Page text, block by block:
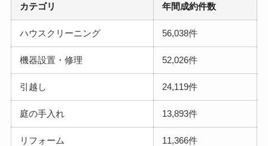
カテゴリ 年間成約件数
ハウスクリーニング 56,038件
機器設置・修理 52,026件
引越し 24,119件
庭の手入れ 13,893件
リフォーム 11,366件